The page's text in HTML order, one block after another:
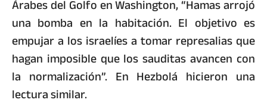
Árabes del Golfo en Washington, “Hamas arrojó
una bomba en la habitación. El objetivo es
empujar a los israelíes a tomar represalias que
hagan imposible que los sauditas avancen con
la normalización”. En Hezbolá hicieron una
lectura similar.